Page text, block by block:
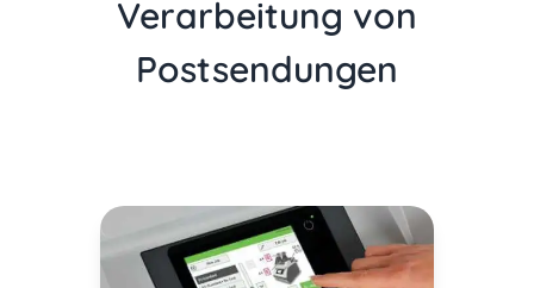
Verarbeitung von
Postsendungen